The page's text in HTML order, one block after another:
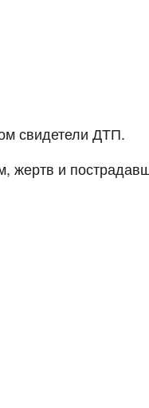
свидетели ДТП.
жертв и